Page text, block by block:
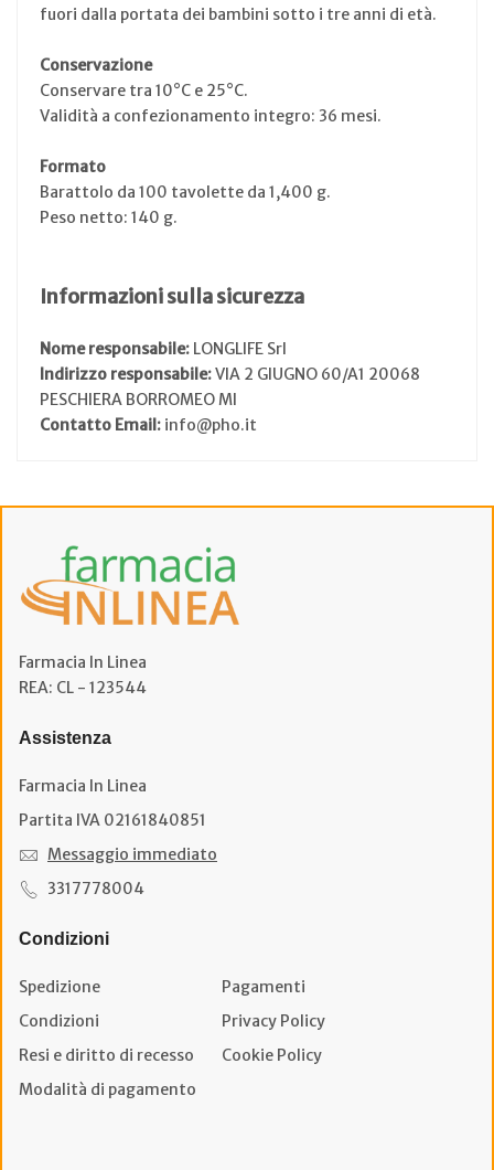
fuori dalla portata dei bambini sotto i tre anni di età.
Conservazione
Conservare tra 10°C e 25°C.
Validità a confezionamento integro: 36 mesi.
Formato
Barattolo da 100 tavolette da 1,400 g.
Peso netto: 140 g.
Informazioni sulla sicurezza
Nome responsabile: LONGLIFE Srl
Indirizzo responsabile:VIA 2 GIUGNO 60/A1 20068
PESCHIERA BORROMEO MI
Contatto Email: info@pho.it
Farmacia In Linea
REA: CL - 123544
Assistenza
Farmacia In Linea
Partita IVA 02161840851
Messaggio immediato
3317778004
Condizioni
Spedizione
Pagamenti
Condizioni
Privacy Policy
Resi e diritto di recesso
Cookie Policy
Modalità di pagamento